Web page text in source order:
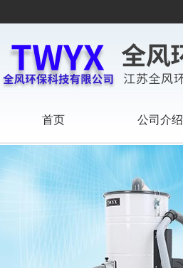
首页 公司介绍